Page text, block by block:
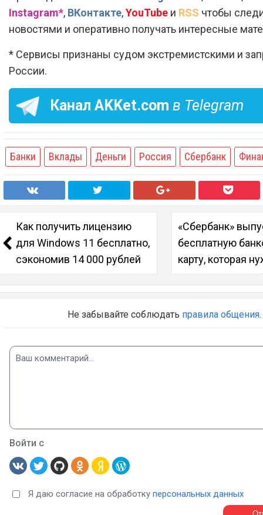
Instagram*, ВКонтакте,YouTube и RSS чтобы
новостями и оперативно получать интересные
* Сервисы признаны судом экстремистскими и
России.
Канал AKKet.com в Telegram
Банки Вклады Деньги Россия Сбербанк
Как получить лицензию
для Windows 11 бесплатно,
сэкономив 14 000 рублей
«Сбербанк»
бесплатную
карту, которая
Не забывайте соблюдать правила общения.
Войти с
Я даю согласие на обработку персональных данных